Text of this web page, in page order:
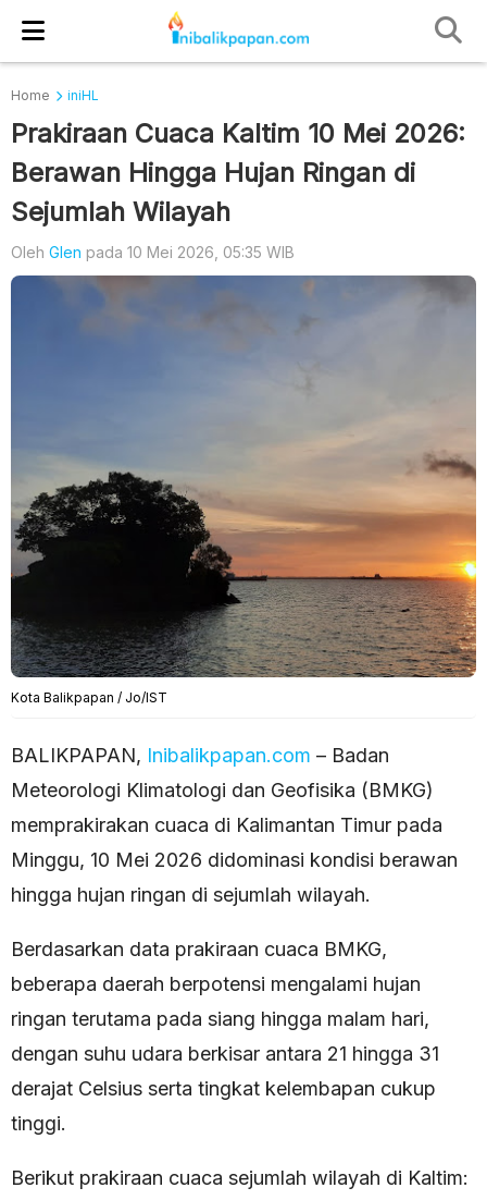
Home iniHL
Prakiraan Cuaca Kaltim 10 Mei 2026:
Berawan Hingga Hujan Ringan di
Sejumlah Wilayah
Oleh Glen pada 10 Mei 2026, 05:35 WIB
Kota Balikpapan / Jo/IST
BALIKPAPAN, Inibalikpapan.com – Badan
Meteorologi Klimatologi dan Geofisika (BMKG)
memprakirakan cuaca di Kalimantan Timur pada
Minggu, 10 Mei 2026 didominasi kondisi berawan
hingga hujan ringan di sejumlah wilayah.
Berdasarkan data prakiraan cuaca BMKG,
beberapa daerah berpotensi mengalami hujan
ringan terutama pada siang hingga malam hari,
dengan suhu udara berkisar antara 21 hingga 31
derajat Celsius serta tingkat kelembapan cukup
tinggi.
Berikut prakiraan cuaca sejumlah wilayah di Kaltim: